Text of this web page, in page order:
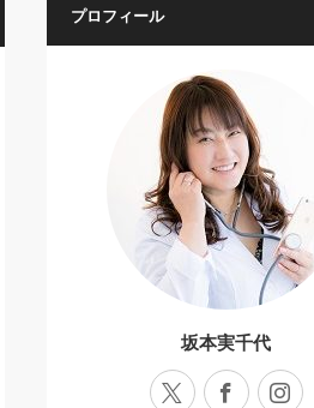
プロフィール
坂本実千代
Facebook